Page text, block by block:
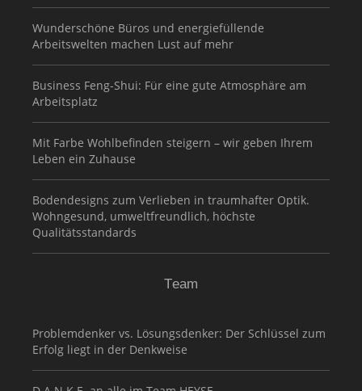
Wunderschöne Büros und energiefüllende
Arbeitswelten machen Lust auf mehr
Business Feng-Shui: Für eine gute Atmosphäre am
Arbeitsplatz
Mit Farbe Wohlbefinden steigern – wir geben Ihrem
Leben ein Zuhause
Bodendesigns zum Verlieben in traumhafter Optik.
Wohngesund, umweltfreundlich, höchste
Qualitätsstandards
Team
Problemdenker vs. Lösungsdenker: Der Schlüssel zum
Erfolg liegt in der Denkweise